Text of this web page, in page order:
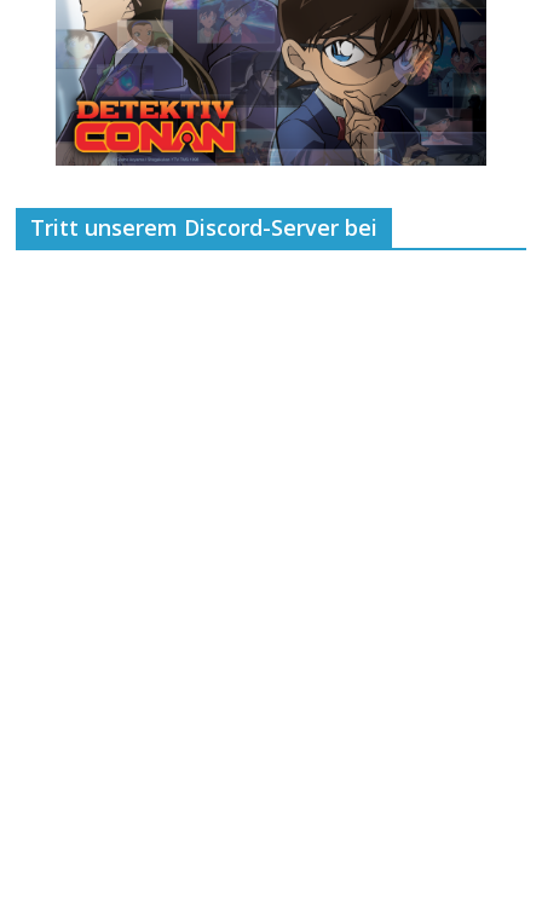
Tritt unserem Discord-Server bei